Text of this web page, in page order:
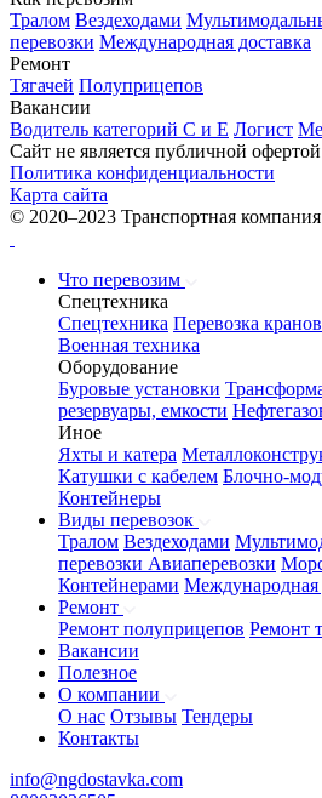
Тралом Вездеходами
перевозки Международная доставка
Ремонт
Тягачей Полуприцепов
Вакансии
Водитель категорий С и Е Логист
Сайт не является публичной офертой
Политика конфиденциальности
Карта сайта
© 2020–2023 Транспортная
Что перевозим
Спецтехника
Спецтехника Перевозка кранов
Военная техника
Оборудование
Буровые установки
резервуары, емкости
Иное
Яхты и катера
Катушки с кабелем Блочно-
Контейнеры
Виды перевозок
Тралом Вездеходами
перевозки Авиаперевозки
Контейнерами Международная
Ремонт
Ремонт полуприцепов Ремонт
Вакансии
Полезное
О компании
О нас Отзывы Тендеры
Контакты
info@ngdostavka.com